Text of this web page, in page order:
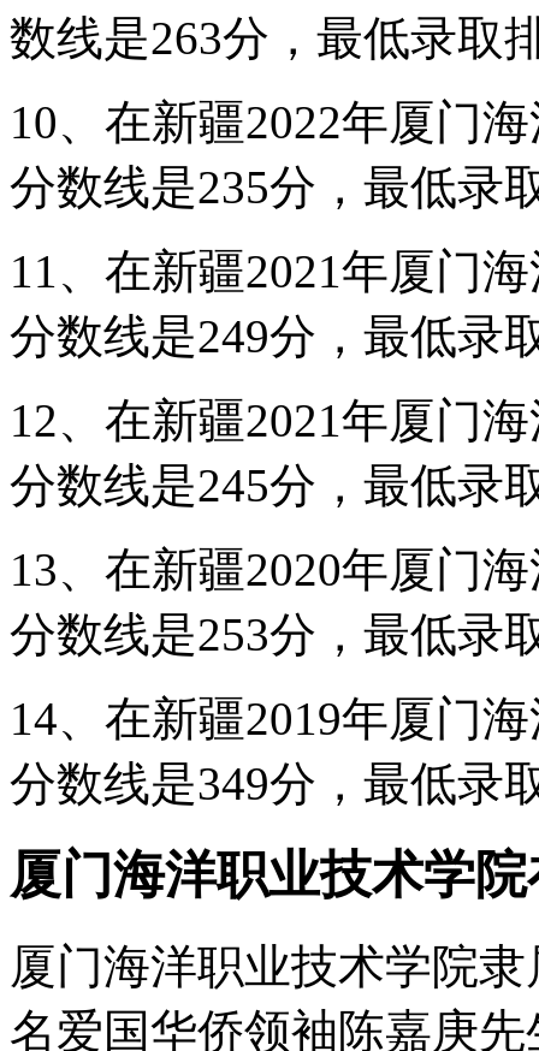
数线是263分，最低录取
10、在新疆2022年厦门
分数线是235分，最低录
11、在新疆2021年厦门
分数线是249分，最低录
12、在新疆2021年厦门
分数线是245分，最低录
13、在新疆2020年厦门
分数线是253分，最低录
14、在新疆2019年厦门
分数线是349分，最低录
厦门海洋职业技术学
厦门海洋职业技术学院
名爱国华侨领袖陈嘉庚